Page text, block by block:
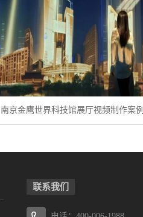
南京金鹰世界科技馆展厅视频制作案例
联系我们